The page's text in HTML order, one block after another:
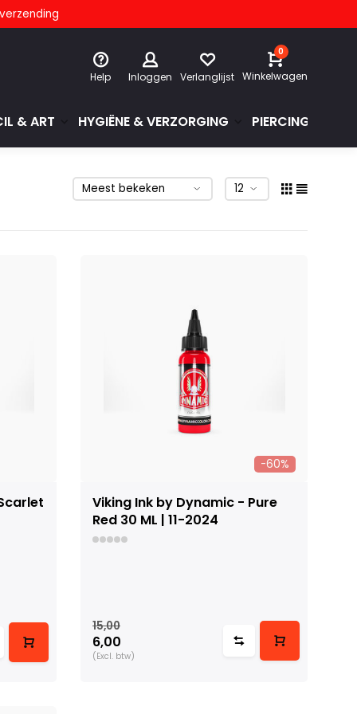
Help Inloggen Verlanglijst
0
Winkelwagen
& ART HYGIËNE & VERZORGING PIERCINGS &
-60%
Viking Ink by Dynamic - Pure
Red 30 ML | 11-2024
15,00
6,00
(Excl. btw)